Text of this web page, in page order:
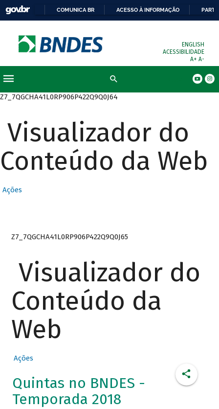
COMUNICA BR ACESSO À INFORMAÇÃO
ENGLISH
ACESSIBILIDADE
A+ A-
Z7_7QGCHA41L0RP906P422Q9Q0J64
Visualizador do
Conteúdo da Web
Ações
Z7_7QGCHA41L0RP906P422Q9Q0J65
Visualizador do
Conteúdo da
Web
Ações
Quintas no BNDES -
Temporada 2018